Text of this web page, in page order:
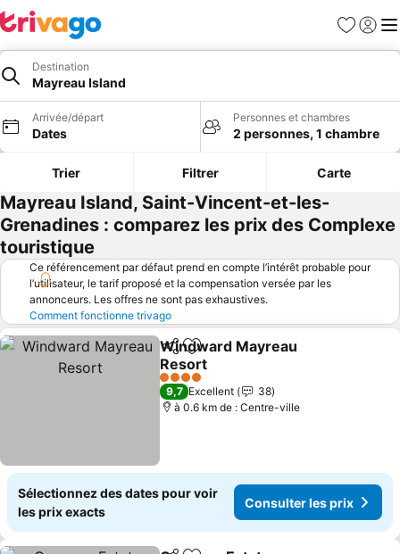
Favoris
Se
Destination
Mayreau Island
Arrivée/départ
Dates
Personnes et chambres
2 personnes, 1 chambre
Trier Filtrer Carte
Mayreau Island, Saint-Vincent-et-les-
Grenadines : comparez les prix des Complexe
touristique
Ce référencement par défaut prend en compte l’intérêt probable pour
l’utilisateur, le tarif proposé et la compensation versée par les
annonceurs. Les offres ne sont pas exhaustives.
Comment fonctionne trivago
PartagerAjouter à mes favoris
Windward Mayreau
Resort
4 Étoiles
9,7 Excellent
38
à 0.6 km de : Centre-ville
Sélectionnez des dates pour voir
les prix exacts
Consulter les prix